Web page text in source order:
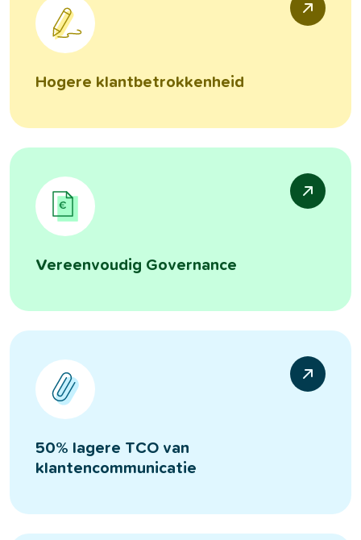
Hogere klantbetrokkenheid
Vereenvoudig Governance
50% lagere TCO van
klantencommunicatie